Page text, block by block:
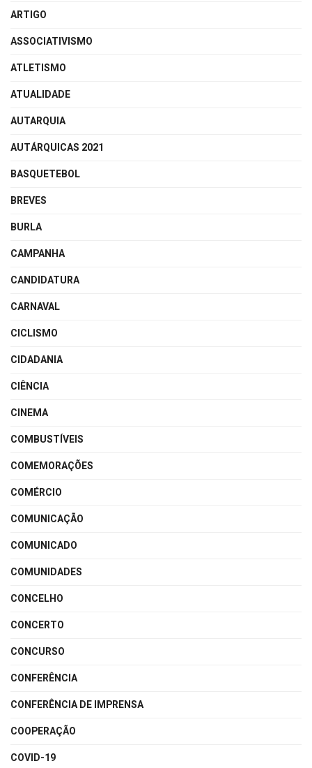
ARTIGO
ASSOCIATIVISMO
ATLETISMO
ATUALIDADE
AUTARQUIA
AUTÁRQUICAS 2021
BASQUETEBOL
BREVES
BURLA
CAMPANHA
CANDIDATURA
CARNAVAL
CICLISMO
CIDADANIA
CIÊNCIA
CINEMA
COMBUSTÍVEIS
COMEMORAÇÕES
COMÉRCIO
COMUNICAÇÃO
COMUNICADO
COMUNIDADES
CONCELHO
CONCERTO
CONCURSO
CONFERÊNCIA
CONFERÊNCIA DE IMPRENSA
COOPERAÇÃO
COVID-19